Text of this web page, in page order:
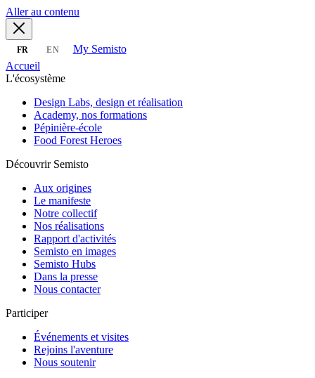
Aller au contenu
FR EN
My Semisto
Accueil
L'écosystème
Design Labs, design et réalisation
Academy, nos formations
Pépinière-école
Food Forest Heroes
Découvrir Semisto
Aux origines
Le manifeste
Notre collectif
Nos réalisations
Rapport d'activités
Semisto en images
Semisto Hubs
Dans la presse
Nous contacter
Participer
Événements et visites
Rejoins l'aventure
Nous soutenir